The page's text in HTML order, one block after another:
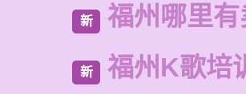
新 福州哪里
新 福州K歌培